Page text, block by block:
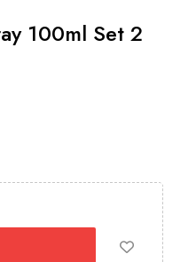
100ml Set 2